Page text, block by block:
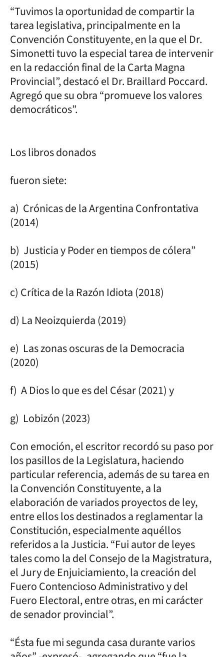
“Tuvimos la oportunidad de compartir la
tarea legislativa, principalmente en la
Convención Constituyente, en la que el Dr.
Simonetti tuvo la especial tarea de intervenir
en la redacción final de la Carta Magna
Provincial”, destacó el Dr. Braillard Poccard.
Agregó que su obra “promueve los valores
democráticos”.
Los libros donados
fueron siete:
a) Crónicas de la Argentina Confrontativa
(2014)
b) Justicia y Poder en tiempos de cólera”
(2015)
c) Crítica de la Razón Idiota (2018)
d) La Neoizquierda (2019)
e) Las zonas oscuras de la Democracia
(2020)
f) A Dios lo que es del César (2021) y
g) Lobizón (2023)
Con emoción, el escritor recordó su paso por
los pasillos de la Legislatura, haciendo
particular referencia, además de su tarea en
la Convención Constituyente, a la
elaboración de variados proyectos de ley,
entre ellos los destinados a reglamentar la
Constitución, especialmente aquéllos
referidos a la Justicia. “Fui autor de leyes
tales como la del Consejo de la Magistratura,
el Jury de Enjuiciamiento, la creación del
Fuero Contencioso Administrativo y del
Fuero Electoral, entre otras, en mi carácter
de senador provincial”.
“Ésta fue mi segunda casa durante varios